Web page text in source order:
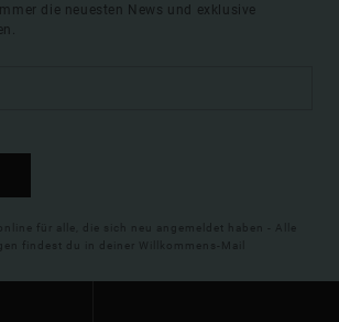
die neuesten News und exklusive
für alle, die sich neu angemeldet haben - Alle
findest du in deiner Willkommens-Mail